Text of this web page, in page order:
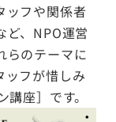
ッフや関係者
ど、NPO運営
らのテーマに
ッフが惜しみ
座］です。